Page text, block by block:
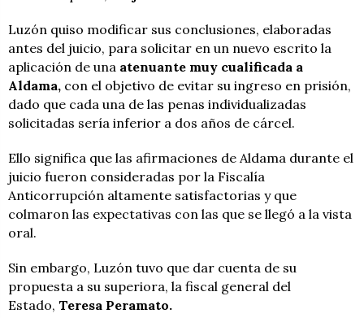
Luzón quiso modificar sus conclusiones, elaboradas
antes del juicio, para solicitar en un nuevo escrito la
aplicación de una atenuante muy cualificada a
Aldama, con el objetivo de evitar su ingreso en prisión,
dado que cada una de las penas individualizadas
solicitadas sería inferior a dos años de cárcel.
Ello significa que las afirmaciones de Aldama durante el
juicio fueron consideradas por la Fiscalía
Anticorrupción altamente satisfactorias y que
colmaron las expectativas con las que se llegó a la vista
oral.
Sin embargo, Luzón tuvo que dar cuenta de su
propuesta a su superiora, la fiscal general del
Estado, Teresa Peramato.